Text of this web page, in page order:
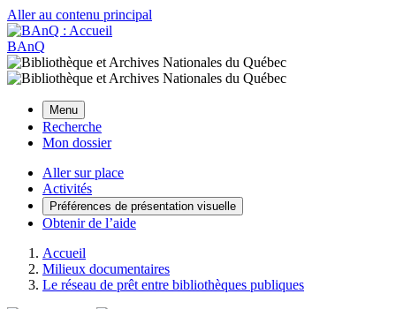
Aller au contenu principal
BAnQ
Menu
Recherche
Mon dossier
Aller sur place
Activités
Préférences de présentation visuelle
Obtenir de l’aide
Accueil
Milieux documentaires
Le réseau de prêt entre bibliothèques publiques